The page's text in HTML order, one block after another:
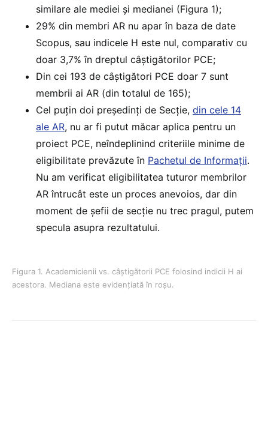
similare ale mediei și medianei (Figura 1);
29% din membri AR nu apar în baza de date
Scopus, sau indicele H este nul, comparativ cu
doar 3,7% în dreptul câștigătorilor PCE;
Din cei 193 de câștigători PCE doar 7 sunt
membrii ai AR (din totalul de 165);
Cel puțin doi președinți de Secție, din cele 14
ale AR, nu ar fi putut măcar aplica pentru un
proiect PCE, neîndeplinind criteriile minime de
eligibilitate prevăzute în Pachetul de Informații.
Nu am verificat eligibilitatea tuturor membrilor
AR întrucât este un proces anevoios, dar din
moment de șefii de secție nu trec pragul, putem
specula asupra rezultatului.
Figura 1. Academicienii vs. câștigătorii PCE folosind indicii H ai
acestora. Mediana este evidențiată în roșu.